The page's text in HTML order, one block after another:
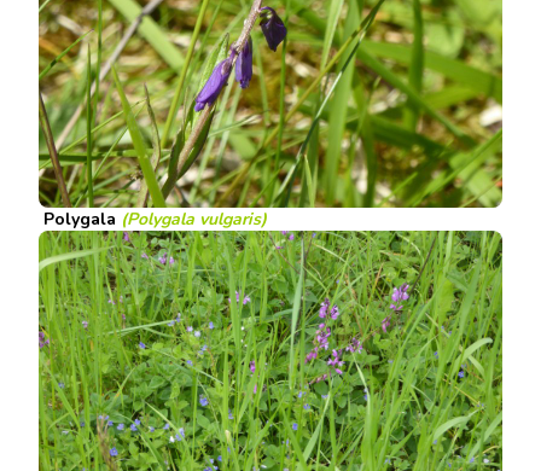
Polygala (Polygala vulgaris)